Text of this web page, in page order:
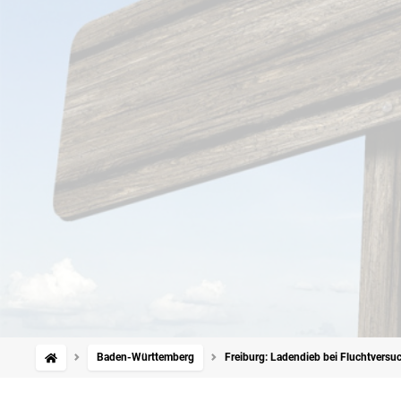
Baden-Württemberg Freiburg: Ladendieb bei